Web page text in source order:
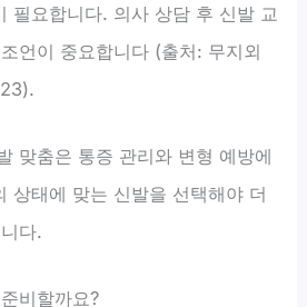
필요합니다. 의사 상담 후 신발 교
언이 중요합니다 (출처: 무지외
맞춤은 통증 관리와 변형 예방에
상태에 맞는 신발을 선택해야 더
다.
비할까요?